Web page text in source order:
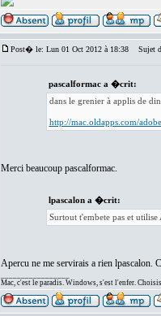
Post� le: Lun 01 Oct 2012 à 18:38 Sujet
pascalformac a �crit:
dans le grenier à applis de
http://mac.oldapps.com/
Merci beaucoup pascalformac.
lpascalon a �crit:
Surtout t'embete pas et
Apercu ne me servirais a rien lpascalon.
Mac, c'est le paradis. Windows, s'est l'enfer.